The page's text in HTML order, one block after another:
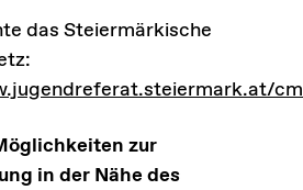
das Steiermärkische
zur
in der Nähe des